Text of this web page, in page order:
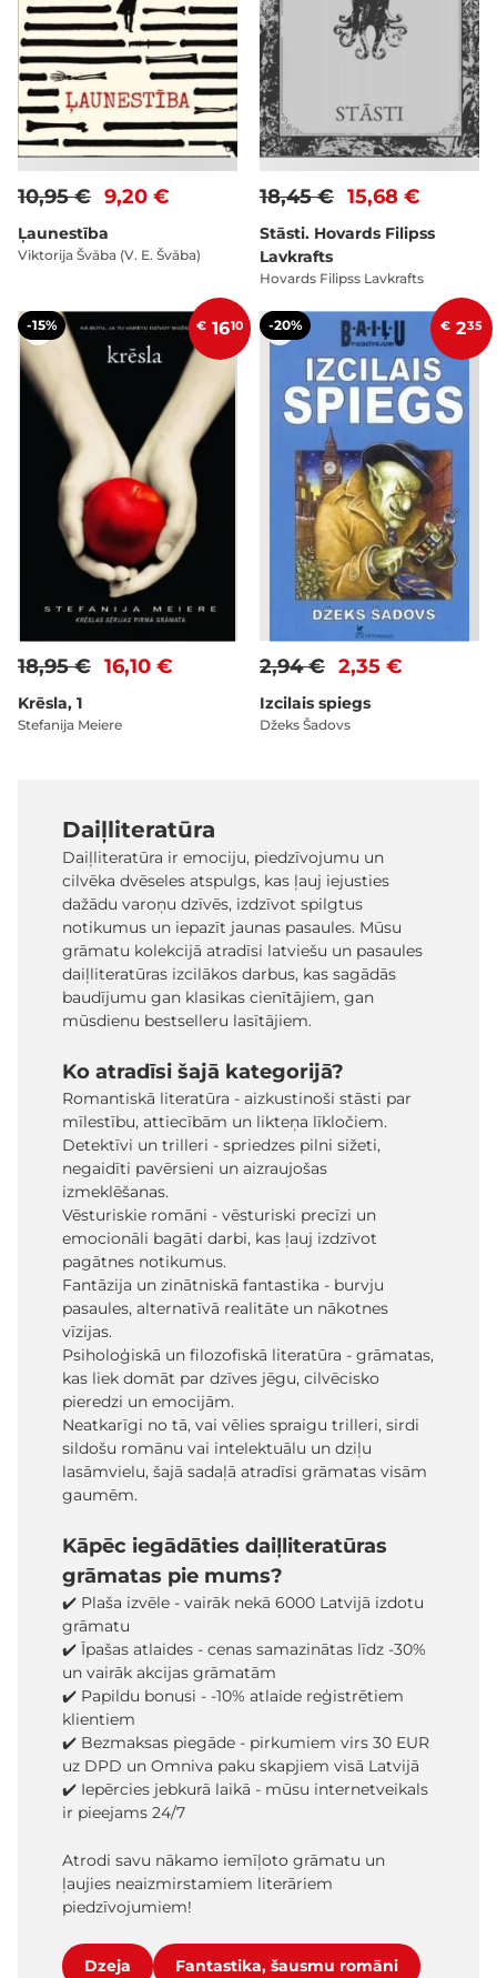
9,20 €
10,95 €
Ļaunestība
Viktorija Švāba (V. E. Švāba)
15,68 €
18,45 €
Stāsti. Hovards Filipss
Lavkrafts
Hovards Filipss Lavkrafts
-15% € 1610
16,10 €
18,95 €
Krēsla, 1
Stefanija Meiere
-20% € 235
2,35 €
2,94 €
Izcilais spiegs
Džeks Šadovs
Daiļliteratūra
Daiļliteratūra ir emociju, piedzīvojumu un
cilvēka dvēseles atspulgs, kas ļauj iejusties
dažādu varoņu dzīvēs, izdzīvot spilgtus
notikumus un iepazīt jaunas pasaules. Mūsu
grāmatu kolekcijā atradīsi latviešu un pasaules
daiļliteratūras izcilākos darbus, kas sagādās
baudījumu gan klasikas cienītājiem, gan
mūsdienu bestselleru lasītājiem.
Ko atradīsi šajā kategorijā?
Romantiskā literatūra - aizkustinoši stāsti par
mīlestību, attiecībām un likteņa līkločiem.
Detektīvi un trilleri - spriedzes pilni sižeti,
negaidīti pavērsieni un aizraujošas
izmeklēšanas.
Vēsturiskie romāni - vēsturiski precīzi un
emocionāli bagāti darbi, kas ļauj izdzīvot
pagātnes notikumus.
Fantāzija un zinātniskā fantastika - burvju
pasaules, alternatīvā realitāte un nākotnes
vīzijas.
Psiholoģiskā un filozofiskā literatūra - grāmatas,
kas liek domāt par dzīves jēgu, cilvēcisko
pieredzi un emocijām.
Neatkarīgi no tā, vai vēlies spraigu trilleri, sirdi
sildošu romānu vai intelektuālu un dziļu
lasāmvielu, šajā sadaļā atradīsi grāmatas visām
gaumēm.
Kāpēc iegādāties daiļliteratūras
grāmatas pie mums?
✔️ Plaša izvēle - vairāk nekā 6000 Latvijā izdotu
grāmatu
✔️ Īpašas atlaides - cenas samazinātas līdz -30%
un vairāk akcijas grāmatām
✔️ Papildu bonusi - -10% atlaide reģistrētiem
klientiem
✔️ Bezmaksas piegāde - pirkumiem virs 30 EUR
uz DPD un Omniva paku skapjiem visā Latvijā
✔️ Iepērcies jebkurā laikā - mūsu internetveikals
ir pieejams 24/7
Atrodi savu nākamo iemīļoto grāmatu un
ļaujies neaizmirstamiem literāriem
piedzīvojumiem!
Dzeja Fantastika, šausmu romāni